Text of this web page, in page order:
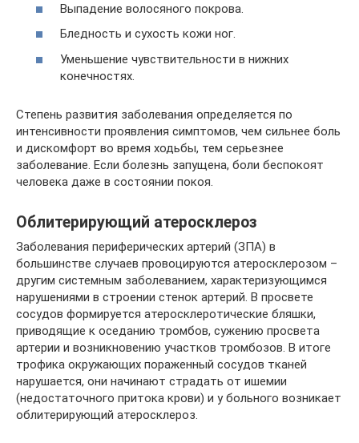
Выпадение волосяного покрова.
Бледность и сухость кожи ног.
Уменьшение чувствительности в нижних
конечностях.
Степень развития заболевания определяется по
интенсивности проявления симптомов, чем сильнее боль
и дискомфорт во время ходьбы, тем серьезнее
заболевание. Если болезнь запущена, боли беспокоят
человека даже в состоянии покоя.
Облитерирующий атеросклероз
Заболевания периферических артерий (ЗПА) в
большинстве случаев провоцируются атеросклерозом –
другим системным заболеванием, характеризующимся
нарушениями в строении стенок артерий. В просвете
сосудов формируется атеросклеротические бляшки,
приводящие к оседанию тромбов, сужению просвета
артерии и возникновению участков тромбозов. В итоге
трофика окружающих пораженный сосудов тканей
нарушается, они начинают страдать от ишемии
(недостаточного притока крови) и у больного возникает
облитерирующий атеросклероз.